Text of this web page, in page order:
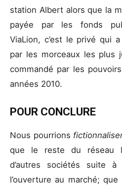
station Albert alors que la
payée par les fonds
ViaLion, c’est le privé qui
par les morceaux les plus
commandé par les
années 2010.
POUR CONCLURE
Nous pourrions
que le reste du réseau
d’autres sociétés suite
l’ouverture au marché;